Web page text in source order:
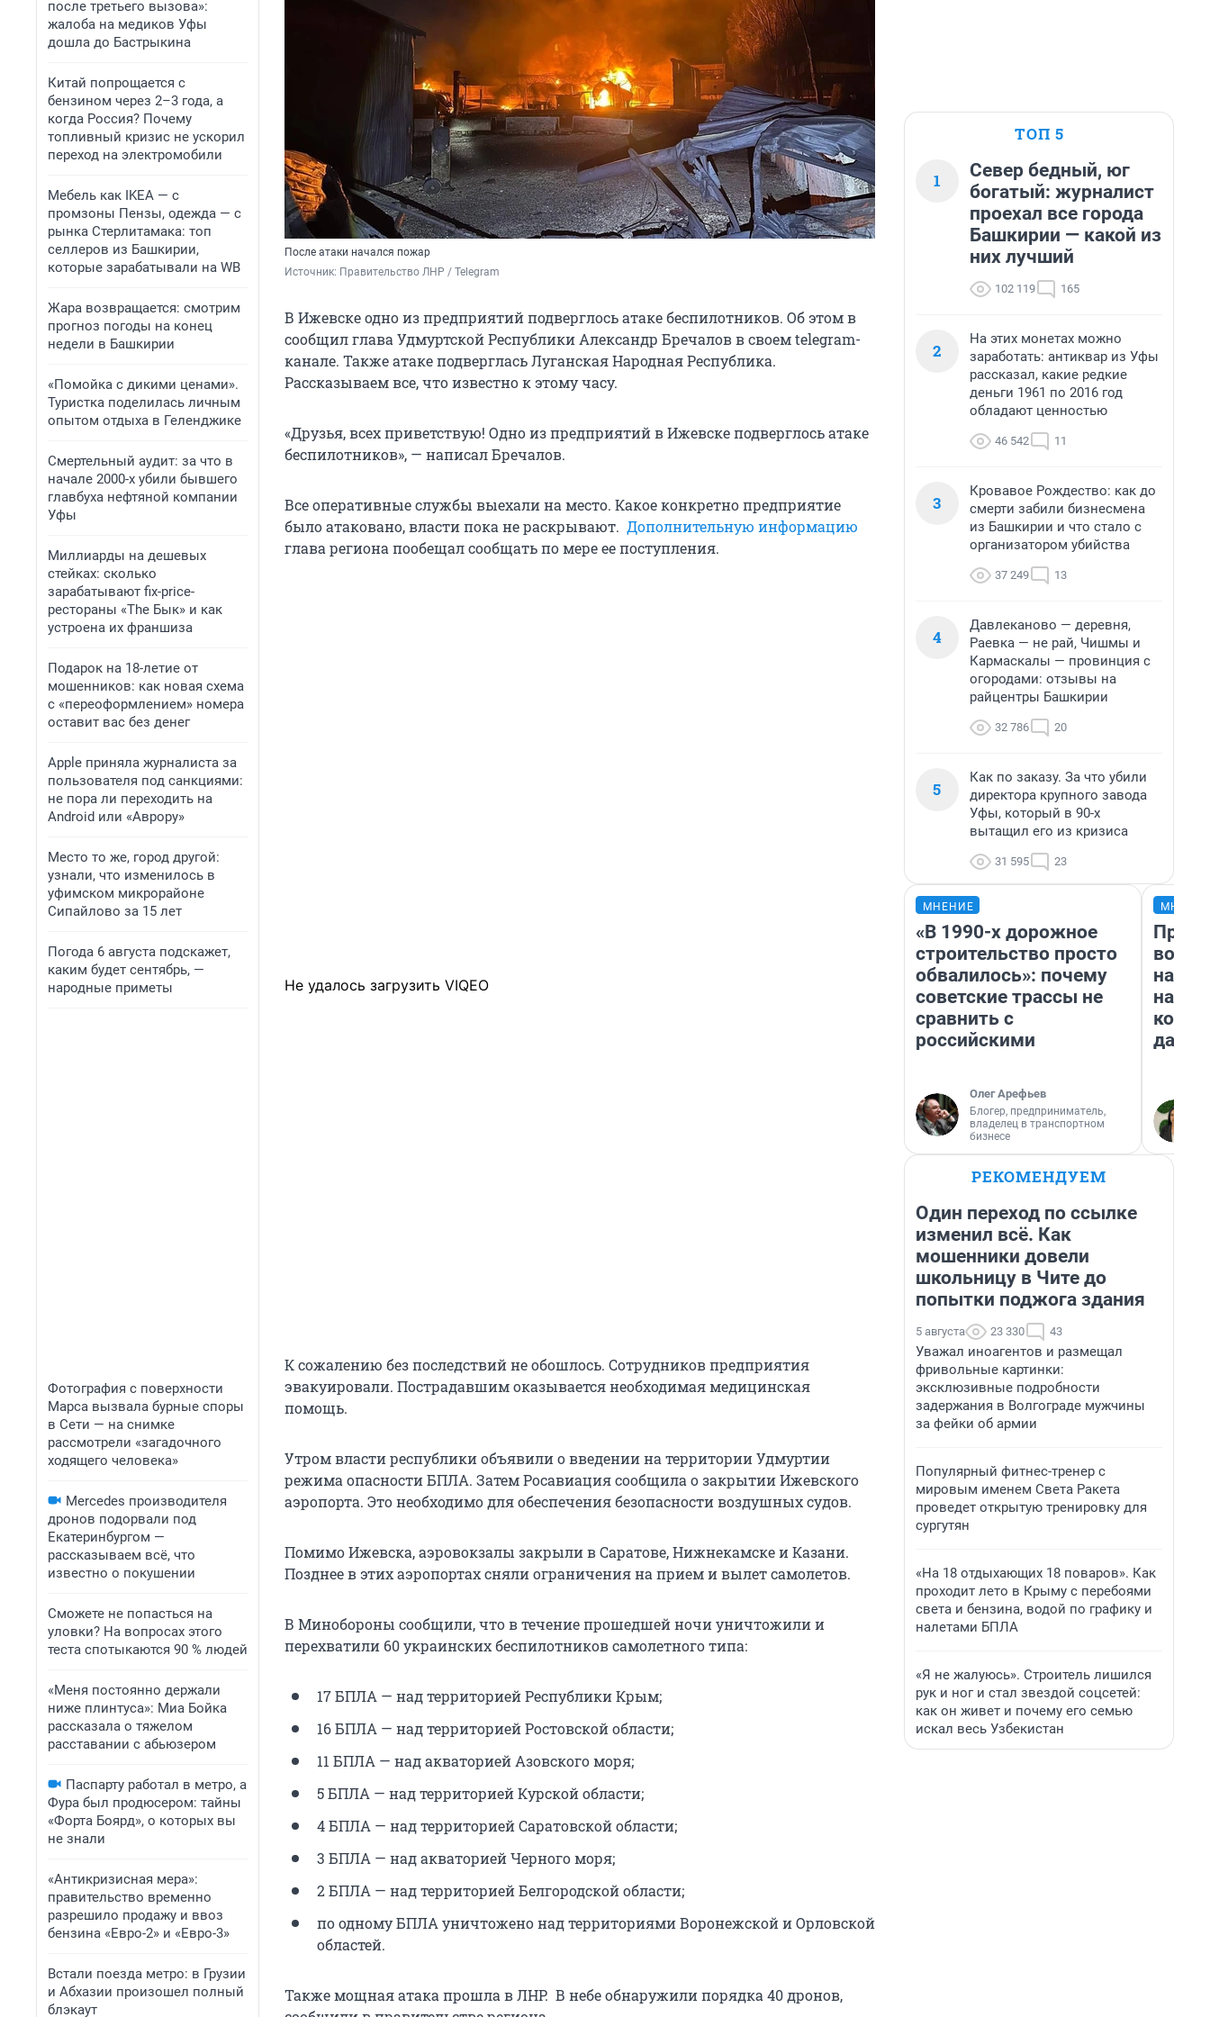
после третьего вызова»:
жалоба на медиков Уфы
дошла до Бастрыкина
Китай попрощается с
бензином через 2–3 года, а
когда Россия? Почему
топливный кризис не ускорил
переход на электромобили
Мебель как IKEA — с
промзоны Пензы, одежда — с
рынка Стерлитамака: топ
селлеров из Башкирии,
которые зарабатывали на WB
Жара возвращается: смотрим
прогноз погоды на конец
недели в Башкирии
«Помойка с дикими ценами».
Туристка поделилась личным
опытом отдыха в Геленджике
Смертельный аудит: за что в
начале 2000-х убили бывшего
главбуха нефтяной компании
Уфы
Миллиарды на дешевых
стейках: сколько
зарабатывают fix-price-
рестораны «The Бык» и как
устроена их франшиза
Подарок на 18-летие от
мошенников: как новая схема
с «переоформлением» номера
оставит вас без денег
Apple приняла журналиста за
пользователя под санкциями:
не пора ли переходить на
Android или «Аврору»
Место то же, город другой:
узнали, что изменилось в
уфимском микрорайоне
Сипайлово за 15 лет
Погода 6 августа подскажет,
каким будет сентябрь, —
народные приметы
Фотография с поверхности
Марса вызвала бурные споры
в Сети — на снимке
рассмотрели «загадочного
ходящего человека»
Mercedes производителя
дронов подорвали под
Екатеринбургом —
рассказываем всё, что
известно о покушении
Сможете не попасться на
уловки? На вопросах этого
теста спотыкаются 90 % людей
«Меня постоянно держали
ниже плинтуса»: Миа Бойка
рассказала о тяжелом
расставании с абьюзером
Паспарту работал в метро, а
Фура был продюсером: тайны
«Форта Боярд», о которых вы
не знали
«Антикризисная мера»:
правительство временно
разрешило продажу и ввоз
бензина «Евро-2» и «Евро-3»
Встали поезда метро: в Грузии
и Абхазии произошел полный
блэкаут
После атаки начался пожар
Источник: Правительство ЛНР / Telegram
В Ижевске одно из предприятий подверглось атаке беспилотников. Об этом в
сообщил глава Удмуртской Республики Александр Бречалов в своем telegram-
канале. Также атаке подверглась Луганская Народная Республика.
Рассказываем все, что известно к этому часу.
«Друзья, всех приветствую! Одно из предприятий в Ижевске подверглось атаке
беспилотников», — написал Бречалов.
Все оперативные службы выехали на место. Какое конкретно предприятие
было атаковано, власти пока не раскрывают. Дополнительную информацию
глава региона пообещал сообщать по мере ее поступления.
Не удалось загрузить VIQEO
К сожалению без последствий не обошлось. Сотрудников предприятия
эвакуировали. Пострадавшим оказывается необходимая медицинская
помощь.
Утром власти республики объявили о введении на территории Удмуртии
режима опасности БПЛА. Затем Росавиация сообщила о закрытии Ижевского
аэропорта. Это необходимо для обеспечения безопасности воздушных судов.
Помимо Ижевска, аэровокзалы закрыли в Саратове, Нижнекамске и Казани.
Позднее в этих аэропортах сняли ограничения на прием и вылет самолетов.
В Минобороны сообщили, что в течение прошедшей ночи уничтожили и
перехватили 60 украинских беспилотников самолетного типа:
17 БПЛА — над территорией Республики Крым;
16 БПЛА — над территорией Ростовской области;
11 БПЛА — над акваторией Азовского моря;
5 БПЛА — над территорией Курской области;
4 БПЛА — над территорией Саратовской области;
3 БПЛА — над акваторией Черного моря;
2 БПЛА — над территорией Белгородской области;
по одному БПЛА уничтожено над территориями Воронежской и Орловской
областей.
Также мощная атака прошла в ЛНР. В небе обнаружили порядка 40 дронов,
ТОП 5
1
Север бедный, юг
богатый: журналист
проехал все города
Башкирии — какой из
них лучший
102 119 165
2
На этих монетах можно
заработать: антиквар из Уфы
рассказал, какие редкие
деньги 1961 по 2016 год
обладают ценностью
46 542 11
3
Кровавое Рождество: как до
смерти забили бизнесмена
из Башкирии и что стало с
организатором убийства
37 249 13
4
Давлеканово — деревня,
Раевка — не рай, Чишмы и
Кармаскалы — провинция с
огородами: отзывы на
райцентры Башкирии
32 786 20
5
Как по заказу. За что убили
директора крупного завода
Уфы, который в 90-х
вытащил его из кризиса
31 595 23
МНЕНИЕ
«В 1990-х дорожное
строительство просто
обвалилось»: почему
советские трассы не
сравнить с
российскими
Олег Арефьев
Блогер, предприниматель,
владелец в транспортном
бизнесе
нам
даже
РЕКОМЕНДУЕМ
Один переход по ссылке
изменил всё. Как
мошенники довели
школьницу в Чите до
попытки поджога здания
5 августа 23 330 43
Уважал иноагентов и размещал
фривольные картинки:
эксклюзивные подробности
задержания в Волгограде мужчины
за фейки об армии
Популярный фитнес-тренер с
мировым именем Света Ракета
проведет открытую тренировку для
сургутян
«На 18 отдыхающих 18 поваров». Как
проходит лето в Крыму с перебоями
света и бензина, водой по графику и
налетами БПЛА
«Я не жалуюсь». Строитель лишился
рук и ног и стал звездой соцсетей:
как он живет и почему его семью
искал весь Узбекистан